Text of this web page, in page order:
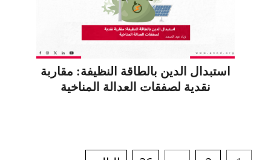
استبدال الدين بالطاقة النظيفة: مقاربة
نقدية لصفقات العدالة المناخية